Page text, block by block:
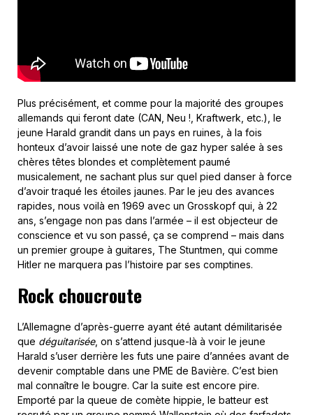
Plus précisément, et comme pour la majorité des groupes
allemands qui feront date (CAN, Neu !, Kraftwerk, etc.), le
jeune Harald grandit dans un pays en ruines, à la fois
honteux d’avoir laissé une note de gaz hyper salée à ses
chères têtes blondes et complètement paumé
musicalement, ne sachant plus sur quel pied danser à force
d’avoir traqué les étoiles jaunes. Par le jeu des avances
rapides, nous voilà en 1969 avec un Grosskopf qui, à 22
ans, s’engage non pas dans l’armée – il est objecteur de
conscience et vu son passé, ça se comprend – mais dans
un premier groupe à guitares, The Stuntmen, qui comme
Hitler ne marquera pas l’histoire par ses comptines.
Rock choucroute
L’Allemagne d’après-guerre ayant été autant démilitarisée
que déguitarisée, on s’attend jusque-là à voir le jeune
Harald s’user derrière les futs une paire d’années avant de
devenir comptable dans une PME de Bavière. C’est bien
mal connaître le bougre. Car la suite est encore pire.
Emporté par la queue de comète hippie, le batteur est